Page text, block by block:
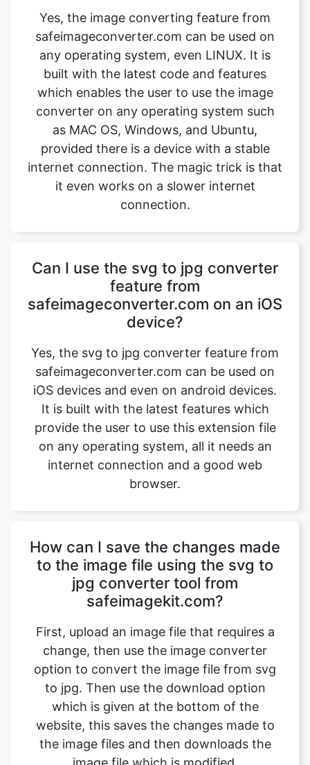
Copy Link
built with the latest code and features
which enables the user to use the image
converter on any operating system such
as MAC OS, Windows, and Ubuntu,
provided there is a device with a stable
internet connection. The magic trick is that
it even works on a slower internet
connection.
Can I use the svg to jpg converter
device?
Yes, the svg to jpg converter feature from
safeimageconverter.com can be used on
iOS devices and even on android devices.
It is built with the latest features which
provide the user to use this extension file
on any operating system, all it needs an
internet connection and a good web
browser.
How can I save the changes made
safeimagekit.com?
First, upload an image file that requires a
change, then use the image converter
option to convert the image file from svg
to jpg. Then use the download option
which is given at the bottom of the
website, this saves the changes made to
the image files and then downloads the
image file which is modified.